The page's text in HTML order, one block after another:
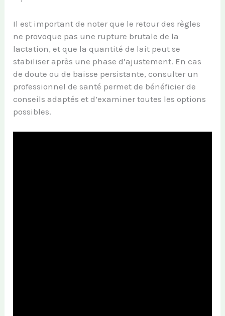
Il est important de noter que le retour des règles
ne provoque pas une rupture brutale de la
lactation, et que la quantité de lait peut se
stabiliser après une phase d’ajustement. En cas
de doute ou de baisse persistante, consulter un
professionnel de santé permet de bénéficier de
conseils adaptés et d’examiner toutes les options
possibles.